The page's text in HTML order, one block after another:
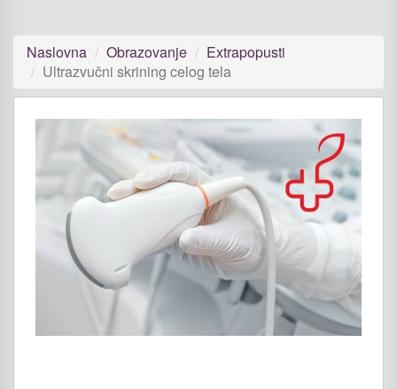
Naslovna Obrazovanje
Extrapopusti
Ultrazvučni skrining celog tela